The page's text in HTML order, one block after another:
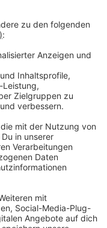
der
Beaufsichtigung.
aber keinen
ist.
zu tun.
Job